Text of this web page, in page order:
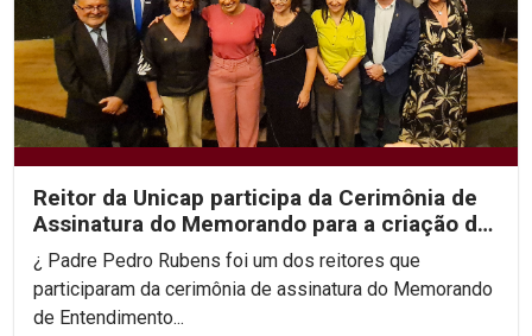
Reitor da Unicap participa da Cerimônia de
Assinatura do Memorando para a criação do
NINTER-PE
¿ Padre Pedro Rubens foi um dos reitores que
participaram da cerimônia de assinatura do Memorando
de Entendimento...